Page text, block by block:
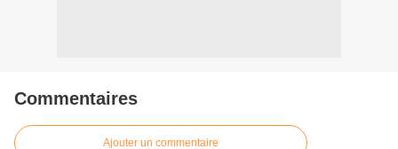
Commentaires
Ajouter un commentaire